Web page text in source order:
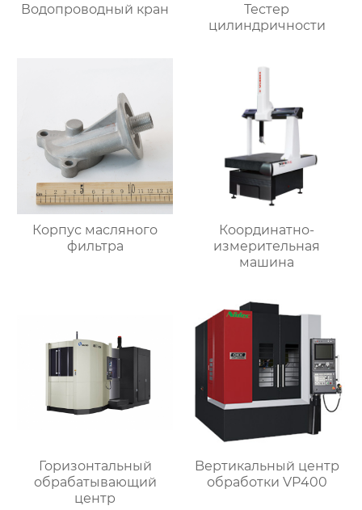
Водопроводный кран
Тестер
цилиндричности
Корпус масляного
фильтра
Координатно-
измерительная
машина
Горизонтальный
обрабатывающий
центр
Bертикальный центр
обработки VP400